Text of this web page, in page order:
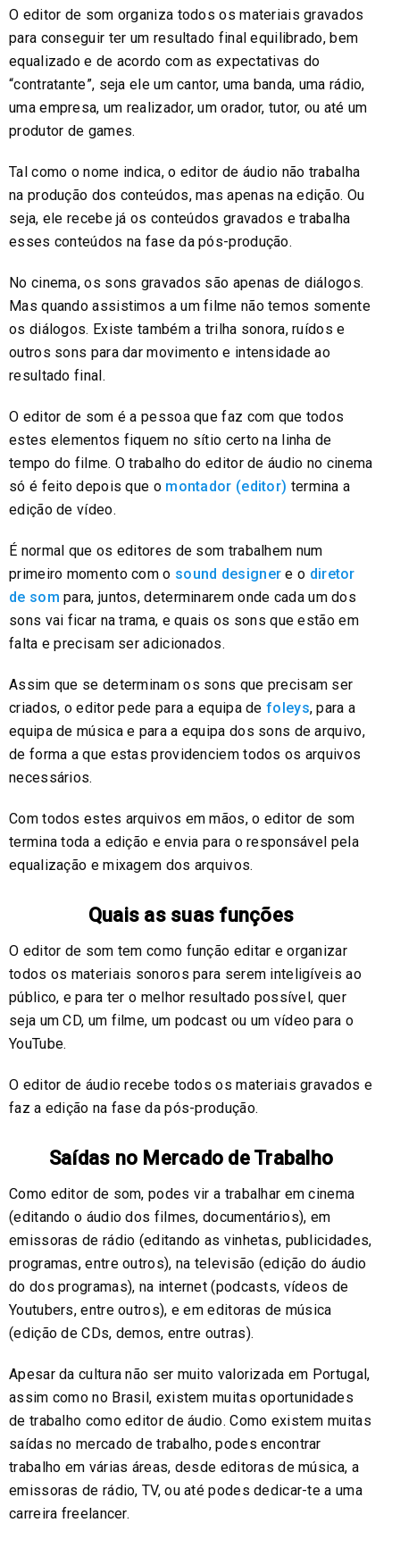
O editor de som organiza todos os materiais gravados
para conseguir ter um resultado final equilibrado, bem
equalizado e de acordo com as expectativas do
“contratante”, seja ele um cantor, uma banda, uma rádio,
uma empresa, um realizador, um orador, tutor, ou até um
produtor de games.
Tal como o nome indica, o editor de áudio não trabalha
na produção dos conteúdos, mas apenas na edição. Ou
seja, ele recebe já os conteúdos gravados e trabalha
esses conteúdos na fase da pós-produção.
No cinema, os sons gravados são apenas de diálogos.
Mas quando assistimos a um filme não temos somente
os diálogos. Existe também a trilha sonora, ruídos e
outros sons para dar movimento e intensidade ao
resultado final.
O editor de som é a pessoa que faz com que todos
estes elementos fiquem no sítio certo na linha de
tempo do filme. O trabalho do editor de áudio no cinema
só é feito depois que o montador (editor) termina a
edição de vídeo.
É normal que os editores de som trabalhem num
primeiro momento com o sound designer e o diretor
de som para, juntos, determinarem onde cada um dos
sons vai ficar na trama, e quais os sons que estão em
falta e precisam ser adicionados.
Assim que se determinam os sons que precisam ser
criados, o editor pede para a equipa defoleys, para a
equipa de música e para a equipa dos sons de arquivo,
de forma a que estas providenciem todos os arquivos
necessários.
Com todos estes arquivos em mãos, o editor de som
termina toda a edição e envia para o responsável pela
equalização e mixagem dos arquivos.
Quais as suas funções
O editor de som tem como função editar e organizar
todos os materiais sonoros para serem inteligíveis ao
público, e para ter o melhor resultado possível, quer
seja um CD, um filme, um podcast ou um vídeo para o
YouTube.
O editor de áudio recebe todos os materiais gravados e
faz a edição na fase da pós-produção.
Saídas no Mercado de Trabalho
Como editor de som, podes vir a trabalhar em cinema
(editando o áudio dos filmes, documentários), em
emissoras de rádio (editando as vinhetas, publicidades,
programas, entre outros), na televisão (edição do áudio
do dos programas), na internet (podcasts, vídeos de
Youtubers, entre outros), e em editoras de música
(edição de CDs, demos, entre outras).
Apesar da cultura não ser muito valorizada em Portugal,
assim como no Brasil, existem muitas oportunidades
de trabalho como editor de áudio. Como existem muitas
saídas no mercado de trabalho, podes encontrar
trabalho em várias áreas, desde editoras de música, a
emissoras de rádio, TV, ou até podes dedicar-te a uma
carreira freelancer.